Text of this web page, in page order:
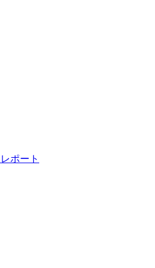
ポート